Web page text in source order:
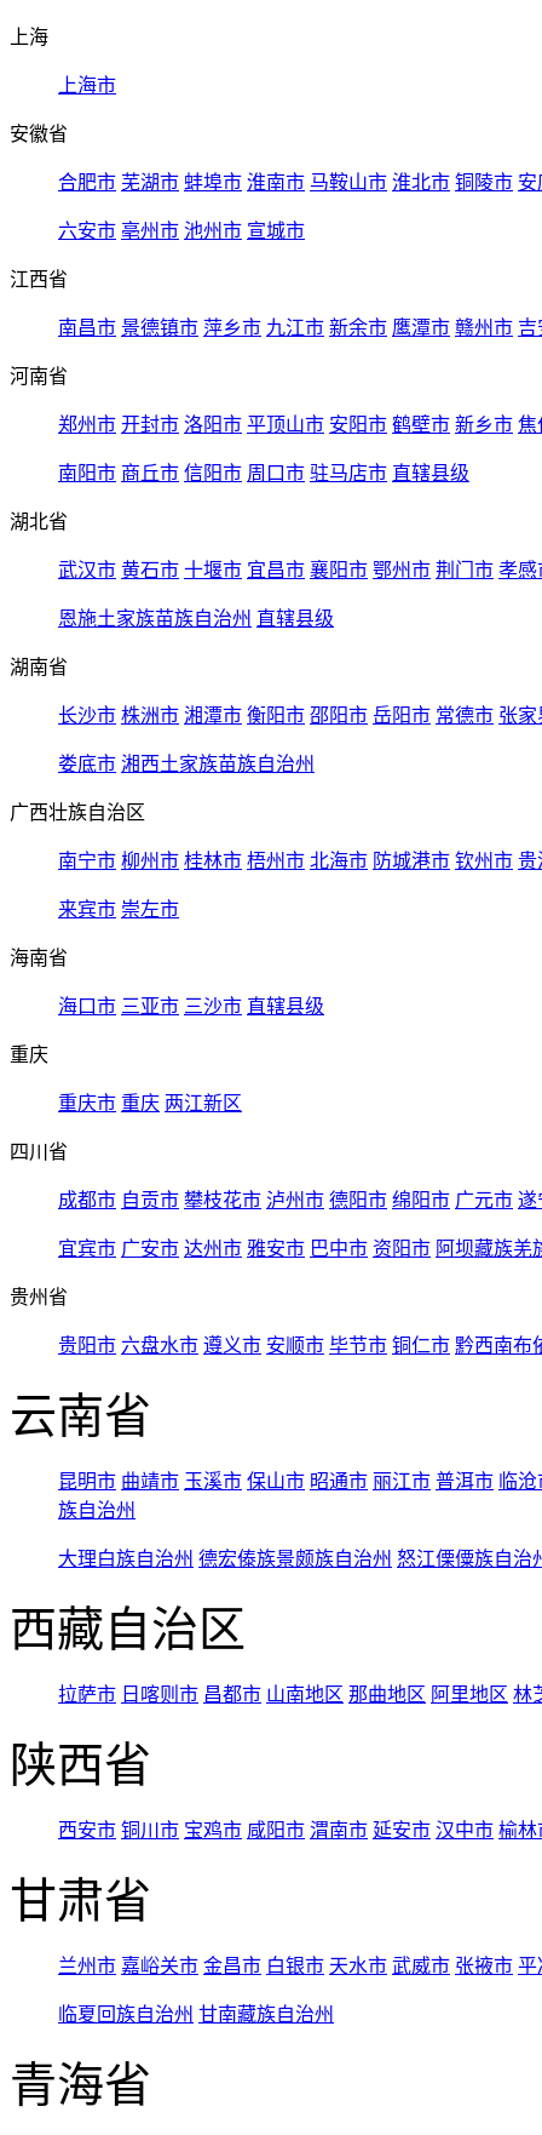
上海
上海市
安徽省
合肥市 芜湖市 蚌埠市 淮南市 马鞍山市 淮北市 铜陵市 安
六安市 亳州市 池州市 宣城市
江西省
南昌市 景德镇市 萍乡市 九江市 新余市 鹰潭市 赣州市 吉
河南省
郑州市 开封市 洛阳市 平顶山市 安阳市 鹤壁市 新乡市 焦
南阳市 商丘市 信阳市 周口市 驻马店市 直辖县级
湖北省
武汉市 黄石市 十堰市 宜昌市 襄阳市 鄂州市 荆门市 孝感
恩施土家族苗族自治州 直辖县级
湖南省
长沙市 株洲市 湘潭市 衡阳市 邵阳市 岳阳市 常德市 张家
娄底市 湘西土家族苗族自治州
广西壮族自治区
南宁市 柳州市 桂林市 梧州市 北海市 防城港市 钦州市 贵
来宾市 崇左市
海南省
海口市 三亚市 三沙市 直辖县级
重庆
重庆市 重庆 两江新区
四川省
成都市 自贡市 攀枝花市 泸州市 德阳市 绵阳市 广元市 遂
宜宾市 广安市 达州市 雅安市 巴中市 资阳市 阿坝藏族羌
贵州省
贵阳市 六盘水市 遵义市 安顺市 毕节市 铜仁市 黔西南布
云南省
昆明市 曲靖市 玉溪市 保山市 昭通市 丽江市 普洱市 临
族自治州
大理白族自治州 德宏傣族景颇族自治州 怒江傈僳族自治
西藏自治区
拉萨市 日喀则市 昌都市 山南地区 那曲地区 阿里地区 林
陕西省
西安市 铜川市 宝鸡市 咸阳市 渭南市 延安市 汉中市 榆林
甘肃省
兰州市 嘉峪关市 金昌市 白银市 天水市 武威市 张掖市 平
临夏回族自治州 甘南藏族自治州
青海省